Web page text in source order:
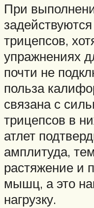
При
трицепсов,
упражнениях
почти не
польза
связана с
трицепсов в
атлет
амплитуда,
растяжение и
мышц, а это
нагрузку.